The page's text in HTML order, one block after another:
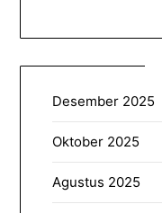
Desember 2025
Oktober 2025
Agustus 2025